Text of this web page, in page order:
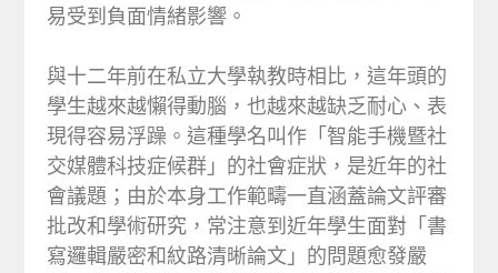
易受到負面情緒影響。
與十二年前在私立大學執教時相比，這年頭的
學生越來越懶得動腦，也越來越缺乏耐心、表
現得容易浮躁。這種學名叫作「智能手機暨社
交媒體科技症候群」的社會症狀，是近年的社
會議題；由於本身工作範疇一直涵蓋論文評審
批改和學術研究，常注意到近年學生面對「書
寫邏輯嚴密和紋路清晰論文」的問題愈發嚴